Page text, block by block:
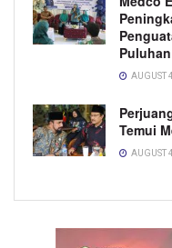
AUGUST
Temui
AUGUST